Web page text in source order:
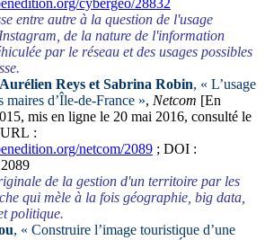
entre autre à la question de l'usage
de la nature de l'information
par le réseau et des usages possibles
Reys et Sabrina Robin, « L’usage
maires d’Île-de-France », Netcom [En
mis en ligne le 20 mai 2016, consulté le
:
netcom/2089 ; DOI :
de la gestion d'un territoire par les
qui mèle à la fois géographie, big data,
politique.
, « Construire l’image touristique d’une